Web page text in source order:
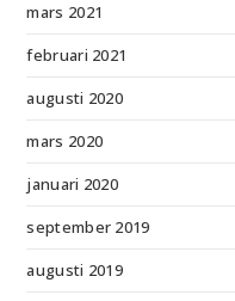
mars 2021
februari 2021
augusti 2020
mars 2020
januari 2020
september 2019
augusti 2019